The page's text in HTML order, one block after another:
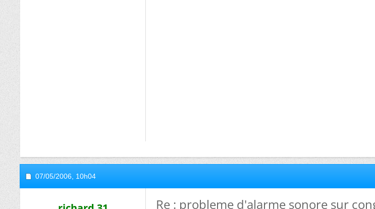
07/05/2006, 10h04
Re : probleme d'alarme sonore sur